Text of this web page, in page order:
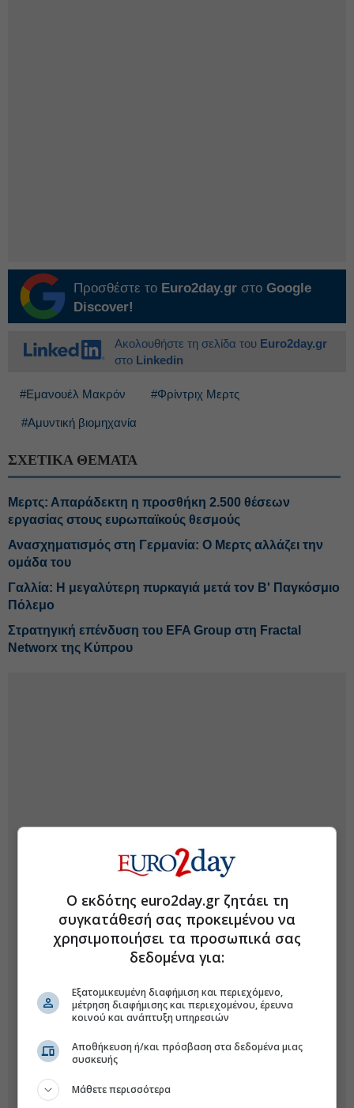
Προσθέστε το Euro2day.gr στο Google
Discover!
Ακολουθήστε τη σελίδα του Euro2day.gr
στο Linkedin
#Εμανουέλ Μακρόν #Φρίντριχ Μερτς
#Αμυντική βιομηχανία
ΣΧΕΤΙΚΑ ΘΕΜΑΤΑ
Μερτς: Απαράδεκτη η προσθήκη 2.500 θέσεων
εργασίας στους ευρωπαϊκούς θεσμούς
Ανασχηματισμός στη Γερμανία: Ο Μερτς αλλάζει την
ομάδα του
Γαλλία: Η μεγαλύτερη πυρκαγιά μετά τον Β' Παγκόσμιο
Πόλεμο
Στρατηγική επένδυση του EFA Group στη Fractal
Networx της Κύπρου
Ο εκδότης euro2day.gr ζητάει τη
συγκατάθεσή σας προκειμένου να
χρησιμοποιήσει τα προσωπικά σας
δεδομένα για:
Εξατομικευμένη διαφήμιση και περιεχόμενο,
μέτρηση διαφήμισης και περιεχομένου, έρευνα
κοινού και ανάπτυξη υπηρεσιών
Αποθήκευση ή/και πρόσβαση στα δεδομένα μιας
συσκευής
Μάθετε περισσότερα